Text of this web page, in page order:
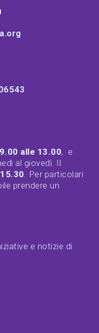
alle 13.00, e
al giovedì. Il
. Per particolari
prendere un
e notizie di